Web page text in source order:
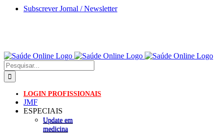
Skip
Subscrever Jornal / Newsletter
Pesquisar
LOGIN PROFISSIONAIS
JMF
ESPECIAIS
Update em
medicina